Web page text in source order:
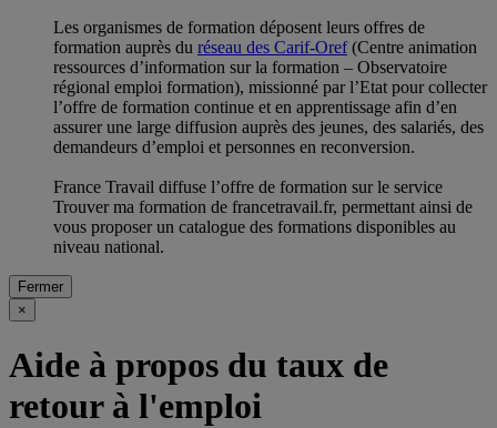
Les organismes de formation déposent leurs offres de
formation auprès du réseau des Carif-Oref(Centre animation
ressources d’information sur la formation – Observatoire
régional emploi formation), missionné par l’Etat pour collecter
l’offre de formation continue et en apprentissage afin d’en
assurer une large diffusion auprès des jeunes, des salariés, des
demandeurs d’emploi et personnes en reconversion.
France Travail diffuse l’offre de formation sur le service
Trouver ma formation de francetravail.fr, permettant ainsi de
vous proposer un catalogue des formations disponibles au
niveau national.
Fermer
×
Aide à propos du taux de
retour à l'emploi